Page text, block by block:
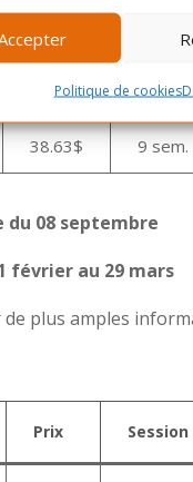
Politique de cookies
Prix
38.63$ 9 sem.
08 septembre
février au 29 mars
plus amples
Prix Session